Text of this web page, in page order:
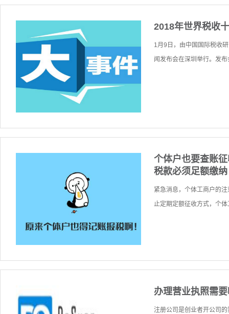
2018年世界税收
1月9日，由中国国际税收
闻发布会在深圳举行。发
个体户也要查账
税款必须足额缴
紧急消息，个体工商户的
止定期定额征收方式，个
办理营业执照需
注册公司是创业者开公司